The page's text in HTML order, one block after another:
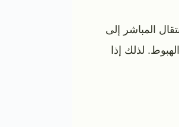
المباشر إلى
لذلك إذا